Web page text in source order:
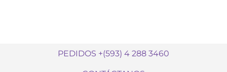
PEDIDOS +(593) 4 288 3460